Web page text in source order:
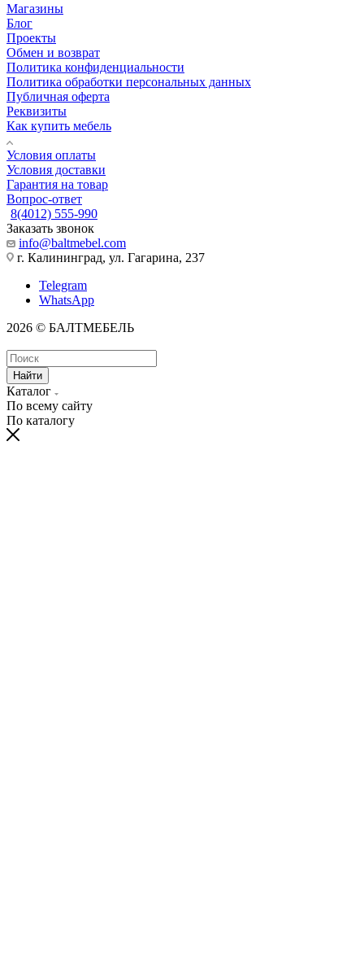
Магазины
Блог
Проекты
Обмен и возврат
Политика конфиденциальности
Политика обработки персональных данных
Публичная оферта
Реквизиты
Как купить мебель
Условия оплаты
Условия доставки
Гарантия на товар
Вопрос-ответ
8(4012) 555-990
Заказать звонок
info@baltmebel.com
г. Калининград, ул. Гагарина, 237
Telegram
WhatsApp
2026 © БАЛТМЕБЕЛЬ
Найти
Каталог
По всему сайту
По каталогу